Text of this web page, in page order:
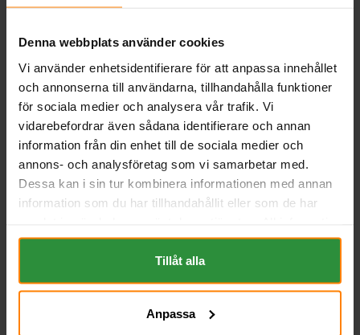
Denna webbplats använder cookies
Vi använder enhetsidentifierare för att anpassa innehållet
och annonserna till användarna, tillhandahålla funktioner
för sociala medier och analysera vår trafik. Vi
vidarebefordrar även sådana identifierare och annan
information från din enhet till de sociala medier och
annons- och analysföretag som vi samarbetar med.
Dessa kan i sin tur kombinera informationen med annan
information som du har tillhandahållit eller som de har
om "Cookies" och ditt val finner du på vår Cookie sida
längst ner i "footern" på sidan.
Tillåt alla
Anpassa
BOSCH 12V 180Ah -
BOSCH
Mått (mm) L= 513 B= 223 H=
Art nr. L5077
Slutsåld! ------Se alternativ >>